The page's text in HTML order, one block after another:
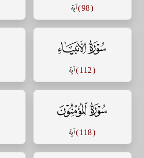
( 98 ) آية
سورة الأنبياء
( 112 ) آية
سورة المؤمنون
( 118 ) آية